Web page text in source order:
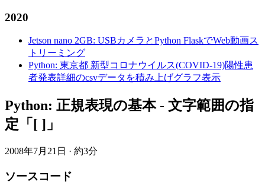
2020
Jetson nano 2GB: USBカメラとPython FlaskでWeb動画ス
トリーミング
Python: 東京都 新型コロナウイルス(COVID-19)陽性患
者発表詳細のcsvデータを積み上げグラフ表示
Python: 正規表現の基本 - 文字範囲の指
定「[ ]」
2008年7月21日 · 約3分
ソースコード